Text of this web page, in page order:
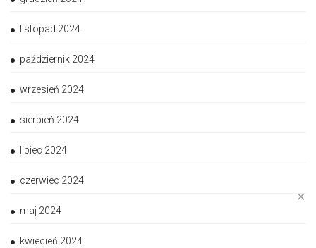
✕
listopad 2024
październik 2024
wrzesień 2024
sierpień 2024
lipiec 2024
czerwiec 2024
maj 2024
kwiecień 2024